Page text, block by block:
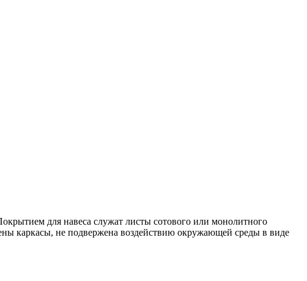
для навеса служат листы сотового или монолитного
каркасы, не подвержена воздействию окружающей среды в виде